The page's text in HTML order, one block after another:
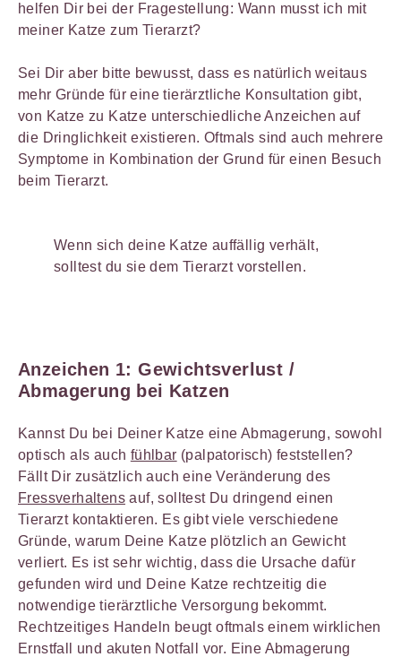
helfen Dir bei der Fragestellung: Wann musst ich mit
meiner Katze zum Tierarzt?
Sei Dir aber bitte bewusst, dass es natürlich weitaus
mehr Gründe für eine tierärztliche Konsultation gibt,
von Katze zu Katze unterschiedliche Anzeichen auf
die Dringlichkeit existieren. Oftmals sind auch mehrere
Symptome in Kombination der Grund für einen Besuch
beim Tierarzt.
Wenn sich deine Katze auffällig verhält,
solltest du sie dem Tierarzt vorstellen.
Anzeichen 1:Gewichtsverlust /
Abmagerung bei Katzen
Kannst Du bei Deiner Katze eine Abmagerung, sowohl
optisch als auch fühlbar (palpatorisch) feststellen?
Fällt Dir zusätzlich auch eine Veränderung des
Fressverhaltens auf, solltest Du dringend einen
Tierarzt kontaktieren. Es gibt viele verschiedene
Gründe, warum Deine Katze plötzlich an Gewicht
verliert. Es ist sehr wichtig, dass die Ursache dafür
gefunden wird und Deine Katze rechtzeitig die
notwendige tierärztliche Versorgung bekommt.
Rechtzeitiges Handeln beugt oftmals einem wirklichen
Ernstfall und akuten Notfall vor. Eine Abmagerung